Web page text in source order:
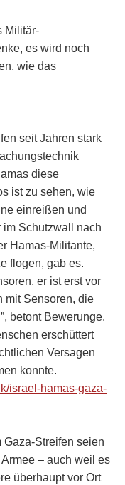
Militär-
es wird noch
wie das
seit Jahren stark
diese
ist zu sehen, wie
einreißen und
Schutzwall nach
Hamas-Militante,
flogen, gab es.
er ist erst vor
mit Sensoren, die
betont Bewerunge.
erschüttert
Versagen
konnte.
israel-hamas-gaza-
Gaza-Streifen seien
– auch weil es
überhaupt vor Ort